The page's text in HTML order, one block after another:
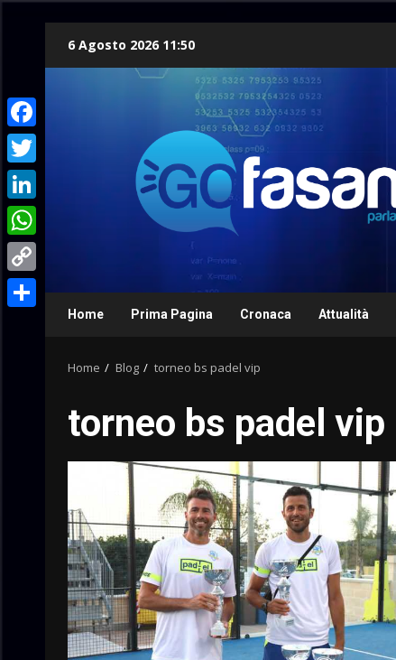
6 Agosto 2026 11:50
Home Prima Pagina Cronaca Attualità
Home Blog torneo bs padel vip
torneo bs padel vip
Facebook
Twitter
LinkedIn
WhatsApp
Copy